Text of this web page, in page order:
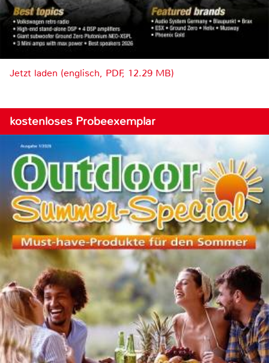
Jetzt laden (englisch, PDF, 12.29 MB)
kostenloses Probeexemplar